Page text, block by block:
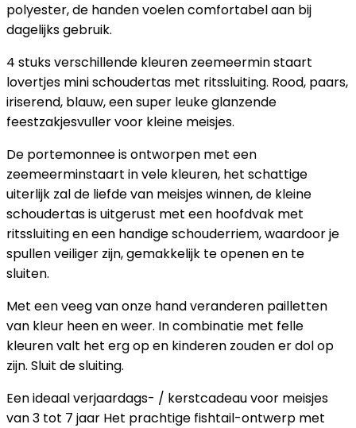
polyester, de handen voelen comfortabel aan bij
dagelijks gebruik.
4 stuks verschillende kleuren zeemeermin staart
lovertjes mini schoudertas met ritssluiting. Rood, paars,
iriserend, blauw, een super leuke glanzende
feestzakjesvuller voor kleine meisjes.
De portemonnee is ontworpen met een
zeemeerminstaart in vele kleuren, het schattige
uiterlijk zal de liefde van meisjes winnen, de kleine
schoudertas is uitgerust met een hoofdvak met
ritssluiting en een handige schouderriem, waardoor je
spullen veiliger zijn, gemakkelijk te openen en te
sluiten.
Met een veeg van onze hand veranderen pailletten
van kleur heen en weer. In combinatie met felle
kleuren valt het erg op en kinderen zouden er dol op
zijn. Sluit de sluiting.
Een ideaal verjaardags- / kerstcadeau voor meisjes
van 3 tot 7 jaar Het prachtige fishtail-ontwerp met